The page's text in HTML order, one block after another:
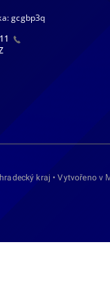
gcgbp3q
kraj • Vytvořeno v